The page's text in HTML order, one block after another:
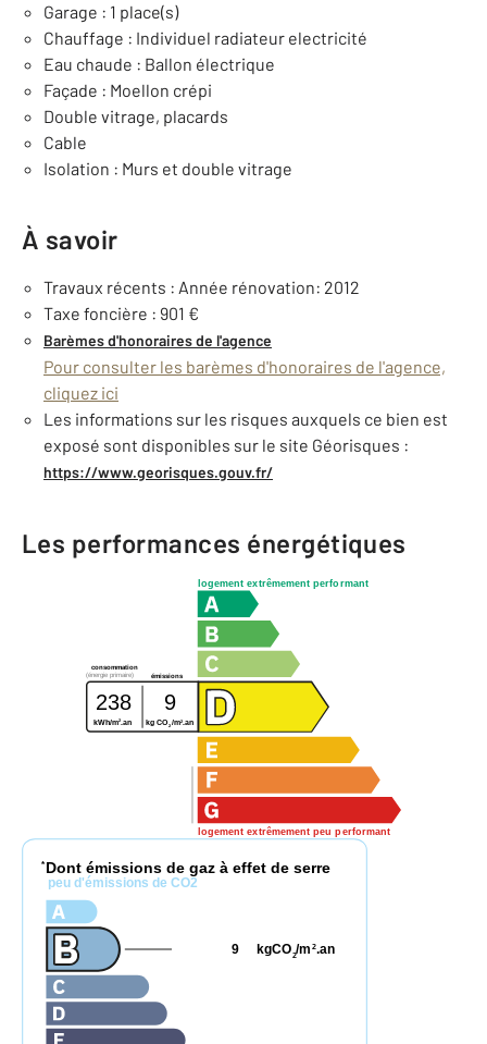
Garage : 1 place(s)
Chauffage : Individuel radiateur electricité
Eau chaude : Ballon électrique
Façade : Moellon crépi
Double vitrage, placards
Cable
Isolation : Murs et double vitrage
À savoir
Travaux récents : Année rénovation: 2012
Taxe foncière : 901 €
Barèmes d'honoraires de l'agence
Pour consulter les barèmes d'honoraires de l'agence,
cliquez ici
Les informations sur les risques auxquels ce bien est
exposé sont disponibles sur le site Géorisques :
https://www.georisques.gouv.fr/
Les performances énergétiques
logement extrêmement performant
logement extrêmement peu performant
consommation
émissions
(énergie primaire)
238 9
kWh/m2.an kg CO2 /m2 .an
* Dont émissions de gaz à effet de serre
peu d'émissions de CO2
kgCO2/m 2.an
9